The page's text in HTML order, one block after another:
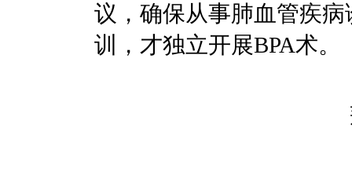
议，确保从事肺血管疾
训，才独立开展BPA术。